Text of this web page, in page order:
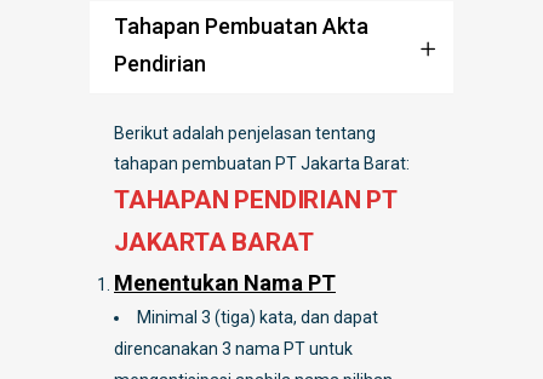
Tahapan Pembuatan Akta
Pendirian
Berikut adalah penjelasan tentang
tahapan pembuatan PT Jakarta Barat:
TAHAPAN PENDIRIAN PT
JAKARTA BARAT
Menentukan Nama PT
Minimal 3 (tiga) kata, dan dapat
direncanakan 3 nama PT untuk